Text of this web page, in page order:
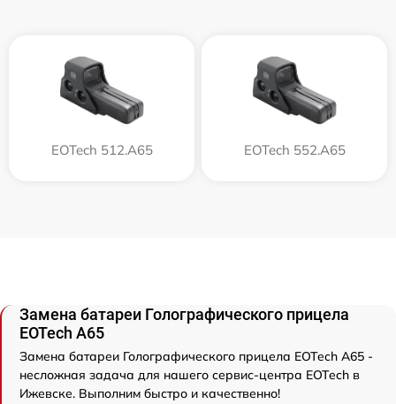
EOTech 512.A65 EOTech 552.A65
Замена батареи Голографического прицела
EOTech A65
Замена батареи Голографического прицела EOTech A65 -
несложная задача для нашего сервис-центра EOTech в
Ижевске. Выполним быстро и качественно!